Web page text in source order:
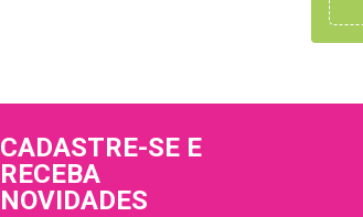
CADASTRE-SE E
RECEBA
NOVIDADES